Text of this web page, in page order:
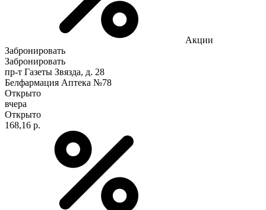
Акции
Забронировать
Забронировать
пр-т Газеты Звязда, д. 28
Белфармация Аптека №78
Открыто
вчера
Открыто
168,16 р.